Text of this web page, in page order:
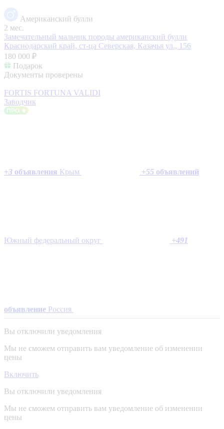
Американский булли
2 мес.
Замечательный мальчик породы американский булли
Краснодарский край, ст-ца Северская, Казачья ул., 156
180 000 ₽
Подарок
Документы проверены
FORTIS FORTUNA VALIDI
Заводчик
+3 объявления Крым +55 объявлений
Южный федеральный округ +491
объявление Россия
Вы отключили уведомления
Мы не сможем отправить вам уведомление об изменении
цены
Включить
Вы отключили уведомления
Мы не сможем отправить вам уведомление об изменении
цены